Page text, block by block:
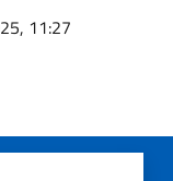
11:27